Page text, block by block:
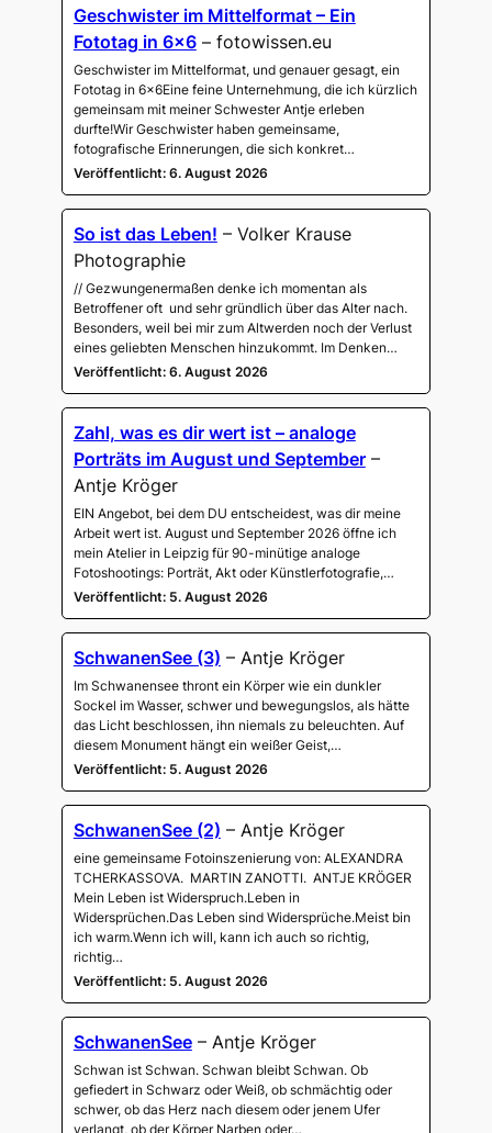
Geschwister im Mittelformat – Ein
Fototag in 6×6– fotowissen.eu
Geschwister im Mittelformat, und genauer gesagt, ein
Fototag in 6×6Eine feine Unternehmung, die ich kürzlich
gemeinsam mit meiner Schwester Antje erleben
durfte!Wir Geschwister haben gemeinsame,
fotografische Erinnerungen, die sich konkret…
Veröffentlicht: 6. August 2026
So ist das Leben! – Volker Krause
Photographie
// Gezwungenermaßen denke ich momentan als
Betroffener oft und sehr gründlich über das Alter nach.
Besonders, weil bei mir zum Altwerden noch der Verlust
eines geliebten Menschen hinzukommt. Im Denken…
Veröffentlicht: 6. August 2026
Zahl, was es dir wert ist – analoge
Porträts im August und September–
Antje Kröger
EIN Angebot, bei dem DU entscheidest, was dir meine
Arbeit wert ist. August und September 2026 öffne ich
mein Atelier in Leipzig für 90-minütige analoge
Fotoshootings: Porträt, Akt oder Künstlerfotografie,…
Veröffentlicht: 5. August 2026
SchwanenSee (3) – Antje Kröger
Im Schwanensee thront ein Körper wie ein dunkler
Sockel im Wasser, schwer und bewegungslos, als hätte
das Licht beschlossen, ihn niemals zu beleuchten. Auf
diesem Monument hängt ein weißer Geist,…
Veröffentlicht: 5. August 2026
SchwanenSee (2) – Antje Kröger
eine gemeinsame Fotoinszenierung von: ALEXANDRA
TCHERKASSOVA. MARTIN ZANOTTI. ANTJE KRÖGER
Mein Leben ist Widerspruch.Leben in
Widersprüchen.Das Leben sind Widersprüche.Meist bin
ich warm.Wenn ich will, kann ich auch so richtig,
richtig…
Veröffentlicht: 5. August 2026
SchwanenSee– Antje Kröger
Schwan ist Schwan. Schwan bleibt Schwan. Ob
gefiedert in Schwarz oder Weiß, ob schmächtig oder
schwer, ob das Herz nach diesem oder jenem Ufer
verlangt, ob der Körper Narben oder…